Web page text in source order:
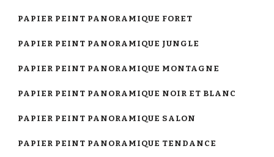
PAPIER PEINT PANORAMIQUE FORET
PAPIER PEINT PANORAMIQUE JUNGLE
PAPIER PEINT PANORAMIQUE MONTAGNE
PAPIER PEINT PANORAMIQUE NOIR ET BLANC
PAPIER PEINT PANORAMIQUE SALON
PAPIER PEINT PANORAMIQUE TENDANCE